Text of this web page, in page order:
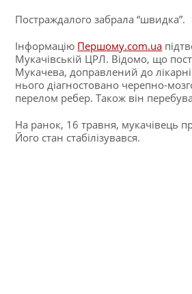
Постраждалого забрала “швидка”.
Інформацію Першому.com.ua
Мукачівській ЦРЛ. Відомо, що
Мукачева, доправлений до лікарні
нього діагностовано черепно-
перелом ребер. Також він
На ранок, 16 травня, мукачівець
Його стан стабілізувався.